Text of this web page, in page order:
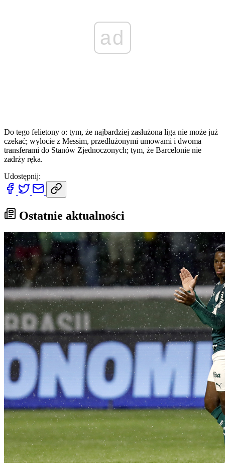
ad
Do tego felietony o: tym, że najbardziej zasłużona liga nie może już
czekać; wylocie z Messim, przedłużonymi umowami i dwoma
transferami do Stanów Zjednoczonych; tym, że Barcelonie nie
zadrży ręka.
Udostępnij:
Ostatnie aktualności